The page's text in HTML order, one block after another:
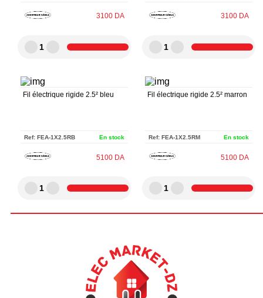
3100 DA
1
3100 DA
1
Fil électrique rigide 2.5² bleu
Ref: FEA-1X2.5RB En stock
5100 DA
1
Fil électrique rigide 2.5² marron
Ref: FEA-1X2.5RM En stock
5100 DA
1